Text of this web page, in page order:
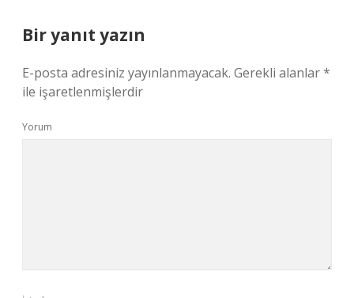
Bir yanıt yazın
E-posta adresiniz yayınlanmayacak. Gerekli alanlar*
ile işaretlenmişlerdir
Yorum